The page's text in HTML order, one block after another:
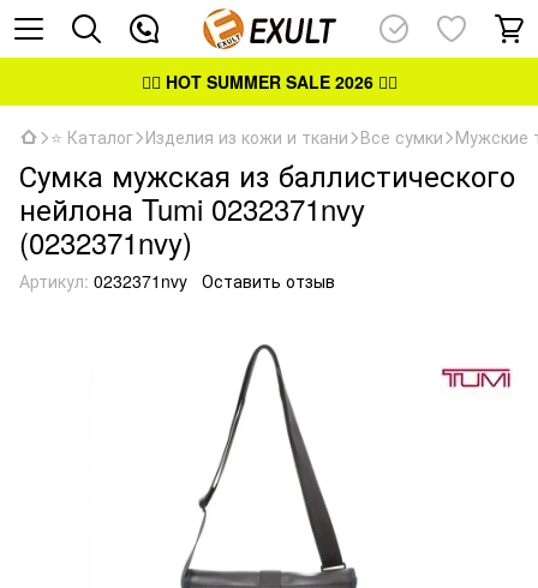
👉🏻 HOT SUMMER SALE 2026👈🏻
⭐ Каталог Изделия из кожи и ткани Все сумки Мужские
Сумка мужская из баллистического
нейлона Tumi 0232371nvy
(0232371nvy)
Артикул: 0232371nvy Оставить отзыв